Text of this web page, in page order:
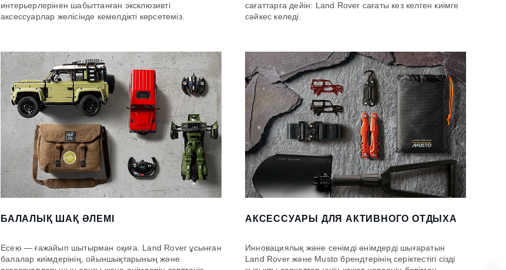
интерьерлерінен шабыттанған эксклюзивті
аксессуарлар желісінде кемелдікті көрсетеміз.
сағаттарға дейін: Land Rover сағаты кез келген киімге
сәйкес келеді.
БАЛАЛЫҚ ШАҚ ӘЛЕМІ
Есею — ғажайып шытырман оқиға. Land Rover ұсынған
балалар киімдерінің, ойыншықтарының және
АКСЕССУАРЫ ДЛЯ АКТИВНОГО ОТДЫХА
Инновациялық және сенімді өнімдерді шығаратын
Land Rover және Musto брендтерінің серіктестігі сізді